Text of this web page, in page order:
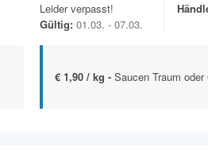
Leider verpasst!
Gültig: 01.03. - 07.03.
€ 1,90 / kg - Saucen Traum